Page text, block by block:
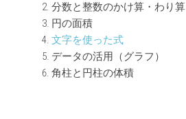
分数と整数のかけ算・わり算
円の面積
文字を使った式
データの活用（グラフ）
角柱と円柱の体積